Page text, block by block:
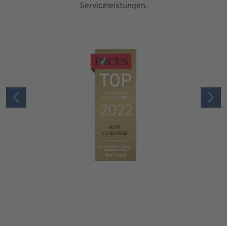
Serviceleistungen.